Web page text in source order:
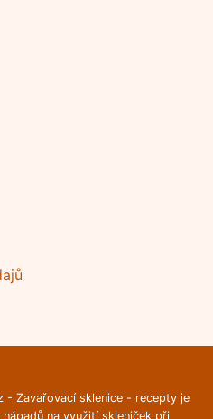
Zavařovací sklenice - recepty je
na využití skleniček při